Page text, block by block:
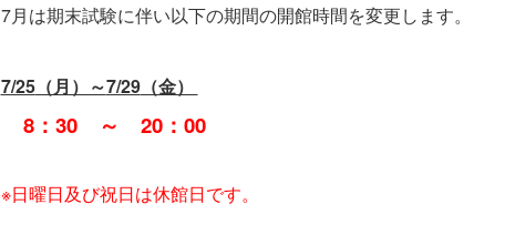
7月は期末試験に伴い以下の期間の開館時間を変更します。
7/25（月）～7/29（金）
8： 30～ 20： 00
※日曜日及び祝日は休館日です。